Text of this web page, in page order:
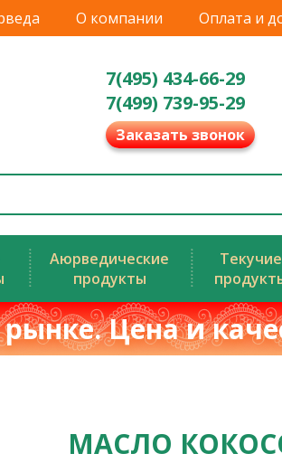
О компании Оплата и
7(495) 434-66-29
7(499) 739-95-29
Заказать звонок
Аюрведические
продукты
Текучие
рынке. Цена и
МАСЛО